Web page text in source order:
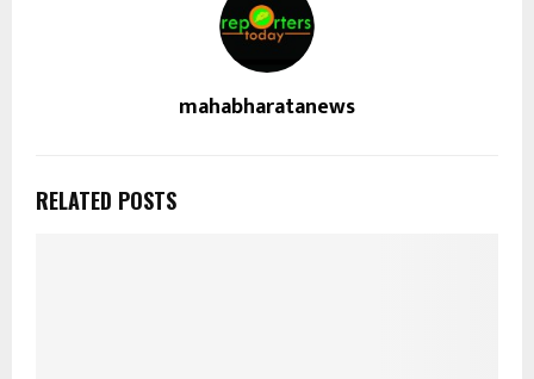
mahabharatanews
RELATED POSTS